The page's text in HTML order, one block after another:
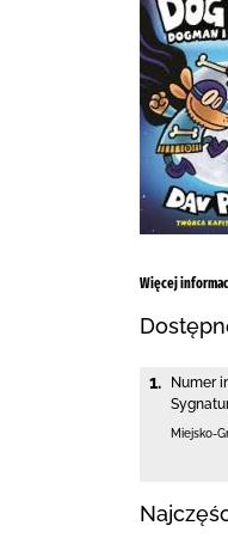
Więcej
1. Numer
Miejsko-